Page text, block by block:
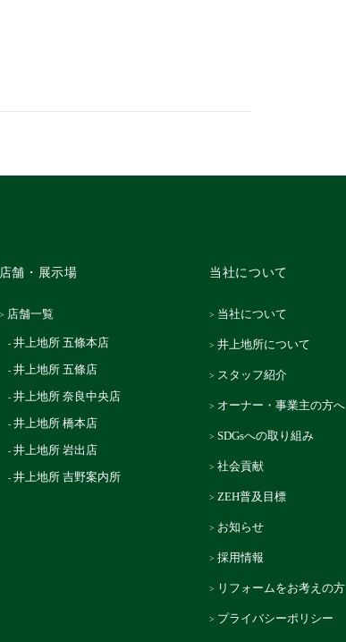
店舗・展示場
店舗一覧
井上地所 五條本店
井上地所 五條店
井上地所 奈良中央店
井上地所 橋本店
井上地所 岩出店
井上地所 吉野案内所
当社について
当社について
井上地所について
スタッフ紹介
オーナー・事業主の方へ
SDGsへの取り組み
社会貢献
ZEH普及目標
お知らせ
採用情報
リフォームをお考えの方
プライバシーポリシー